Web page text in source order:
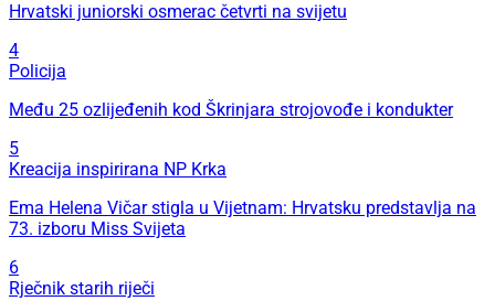
Hrvatski juniorski osmerac četvrti na svijetu
4
Policija
Među 25 ozlijeđenih kod Škrinjara strojovođe i kondukter
5
Kreacija inspirirana NP Krka
Ema Helena Vičar stigla u Vijetnam: Hrvatsku predstavlja na
73. izboru Miss Svijeta
6
Rječnik starih riječi